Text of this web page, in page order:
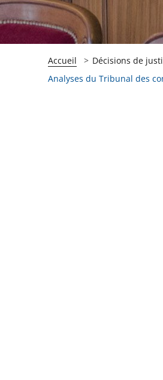
Accueil Décisions de
Analyses du Tribunal des